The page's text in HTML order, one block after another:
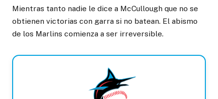
Mientras tanto nadie le dice a McCullough que no se
obtienen victorias con garra si no batean. El abismo
de los Marlins comienza a ser irreversible.